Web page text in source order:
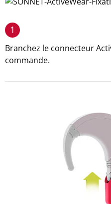
1
Branchez le connecteur
commande.